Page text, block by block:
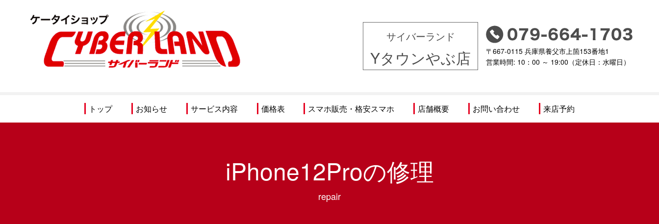
サイバーランド
Yタウンやぶ店
〒667-0115 兵庫県養父市上箇153番地1
営業時間: 10：00 ～ 19:00（定休日：水曜日）
トップ お知らせ サービス内容 価格表 スマホ販売・格安スマホ 店舗概要 お問い合わせ 来店予約
iPhone12Proの修理
repair